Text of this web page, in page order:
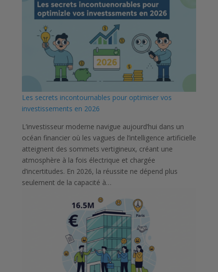
Les secrets incontournables pour optimiser vos
investissements en 2026
L’investisseur moderne navigue aujourd’hui dans un
océan financier où les vagues de l’intelligence artificielle
atteignent des sommets vertigineux, créant une
atmosphère à la fois électrique et chargée
d’incertitudes. En 2026, la réussite ne dépend plus
seulement de la capacité à…